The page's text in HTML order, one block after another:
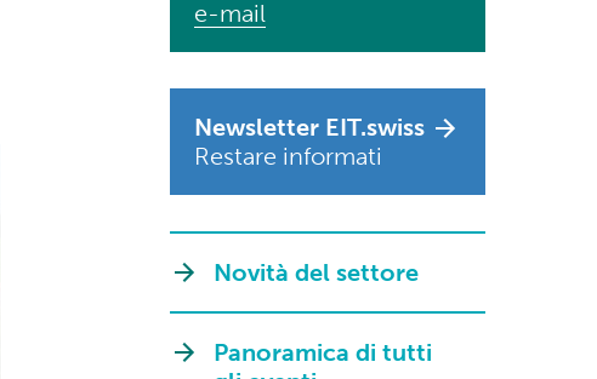
e-mail
Newsletter EIT.swiss
Restare informati
Novità del settore
Panoramica di tutti